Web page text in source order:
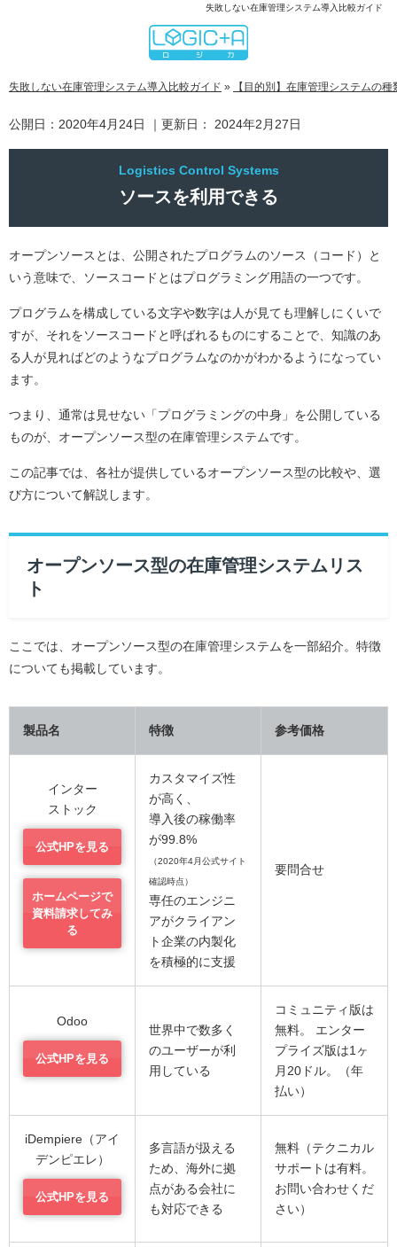
失敗しない在庫管理システム導入比較ガイド
失敗しない在庫管理システム導入比較ガイド » 【目的別】在庫管理システムの種
公開日： 2020年4月24日 ｜更新日： 2024年2月27日
ソースを利用できる
オープンソースとは、公開されたプログラムのソース（コード）と
いう意味で、ソースコードとはプログラミング用語の一つです。
プログラムを構成している文字や数字は人が見ても理解しにくいで
すが、それをソースコードと呼ばれるものにすることで、知識のあ
る人が見ればどのようなプログラムなのかがわかるようになってい
ます。
つまり、通常は見せない「プログラミングの中身」を公開している
ものが、オープンソース型の在庫管理システムです。
この記事では、各社が提供しているオープンソース型の比較や、選
び方について解説します。
オープンソース型の在庫管理システムリス
ト
ここでは、オープンソース型の在庫管理システムを一部紹介。特徴
についても掲載しています。
製品名 特徴 参考価格
インター
ストック
公式HPを見る
ホームページで
資料請求してみ
る
カスタマイズ性
が高く、
導入後の稼働率
が99.8%
（2020年4月公式サイト
確認時点）
専任のエンジニ
アがクライアン
ト企業の内製化
を積極的に支援
要問合せ
Odoo
公式HPを見る
世界中で数多く
のユーザーが利
用している
コミュニティ版は
無料。 エンター
プライズ版は1ヶ
月20ドル。（年
払い）
iDempiere（アイ
デンピエレ）
公式HPを見る
多言語が扱える
ため、海外に拠
点がある会社に
も対応できる
無料（テクニカル
サポートは有料。
お問い合わせくだ
さい）